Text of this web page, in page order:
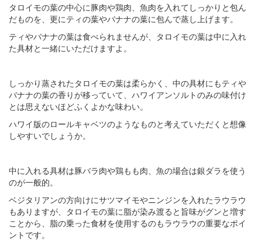
タロイモの葉の中心に豚肉や鶏肉、魚肉を入れてしっかりと包ん
だものを、更にティの葉やバナナの葉に包んで蒸し上げます。
ティやバナナの葉は食べられませんが、タロイモの葉は中に入れ
た具材と一緒にいただけますよ。
しっかり蒸されたタロイモの葉は柔らかく、中の具材にもティや
バナナの葉の香りが移っていて、ハワイアンソルトのみの味付け
とは思えないほどふくよかな味わい。
ハワイ版のロールキャベツのようなものと考えていただくと想像
しやすいでしょうか。
中に入れる具材は豚バラ肉や鶏もも肉、魚の場合は銀ダラを使う
のが一般的。
ベジタリアンの方向けにサツマイモやニンジンを入れたラウラウ
もありますが、タロイモの葉に脂が染み渡ると旨味がグンと増す
ことから、脂の乗った食材を使用するのもラウラウの重要なポイ
ントです。